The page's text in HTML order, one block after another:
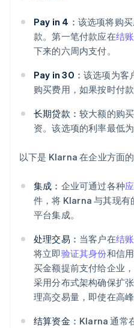
Pay in 4： 该选项将购
款。第一笔付款应在结账
下来的六周内支付。
Pay in 30： 该选项为客
购买费用，如果按时付
长期贷款： 较大额的购
资。该选项的利率最低为
以下是 Klarna 在企业方面
集成： 企业可通过各种
件，将 Klarna 与其现有
平台集成。
处理交易： 当客户在结账
将立即验证其身份和信
买金额提前支付给企业
采用分布式架构确保扩
理高交易量，即使在高
结算资金： Klarna 通常